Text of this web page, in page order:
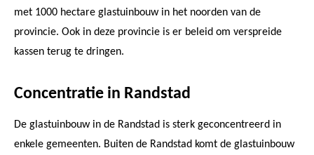
met 1000 hectare glastuinbouw in het noorden van de
provincie. Ook in deze provincie is er beleid om verspreide
kassen terug te dringen.
Concentratie in Randstad
De glastuinbouw in de Randstad is sterk geconcentreerd in
enkele gemeenten. Buiten de Randstad komt de glastuinbouw